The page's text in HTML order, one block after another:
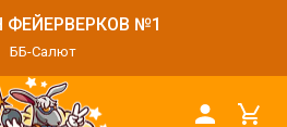
ФЕЙЕРВЕРКОВ №1
ББ-Салют